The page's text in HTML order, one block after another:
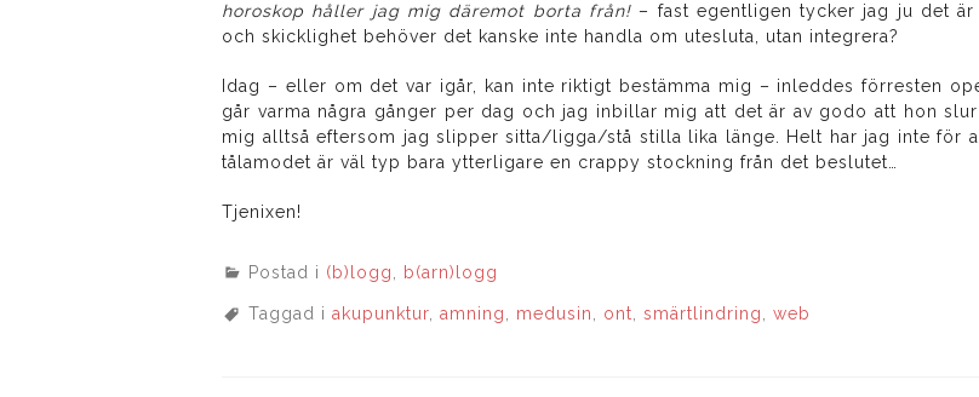
horoskop håller jag mig däremot borta från! – fast egentligen tycker jag ju det
och skicklighet behöver det kanske inte handla om utesluta, utan integrera?
Idag – eller om det var igår, kan inte riktigt bestämma mig – inleddes förresten
går varma några gånger per dag och jag inbillar mig att det är av godo att hon
mig alltså eftersom jag slipper sitta/ligga/stå stilla lika länge. Helt har jag inte för
tålamodet är väl typ bara ytterligare en crappy stockning från det beslutet…
Tjenixen!
Postad i (b)logg, b(arn)logg
Taggad iakupunktur,amning, medusin, ont,smärtlindring,web